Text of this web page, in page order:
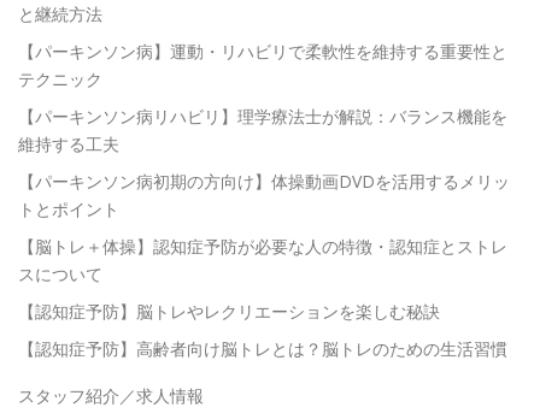
と継続方法
【パーキンソン病】運動・リハビリで柔軟性を維持する重要性と
テクニック
【パーキンソン病リハビリ】理学療法士が解説：バランス機能を
維持する工夫
【パーキンソン病初期の方向け】体操動画DVDを活用するメリッ
トとポイント
【脳トレ＋体操】認知症予防が必要な人の特徴・認知症とストレ
スについて
【認知症予防】脳トレやレクリエーションを楽しむ秘訣
【認知症予防】高齢者向け脳トレとは？脳トレのための生活習慣
スタッフ紹介／求人情報